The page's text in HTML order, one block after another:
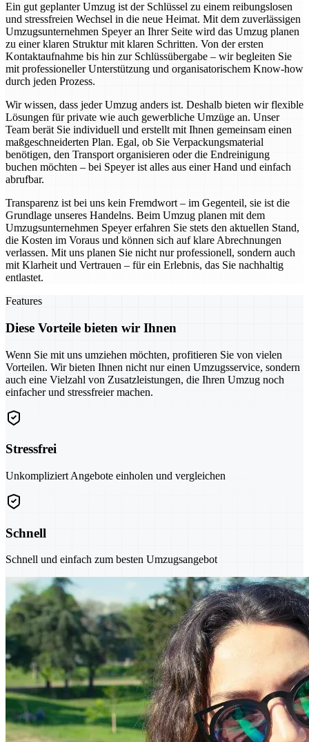
Ein gut geplanter Umzug ist der Schlüssel zu einem reibungslosen
und stressfreien Wechsel in die neue Heimat. Mit dem zuverlässigen
Umzugsunternehmen Speyer an Ihrer Seite wird das Umzug planen
zu einer klaren Struktur mit klaren Schritten. Von der ersten
Kontaktaufnahme bis hin zur Schlüssübergabe – wir begleiten Sie
mit professioneller Unterstützung und organisatorischem Know-how
durch jeden Prozess.
Wir wissen, dass jeder Umzug anders ist. Deshalb bieten wir flexible
Lösungen für private wie auch gewerbliche Umzüge an. Unser
Team berät Sie individuell und erstellt mit Ihnen gemeinsam einen
maßgeschneiderten Plan. Egal, ob Sie Verpackungsmaterial
benötigen, den Transport organisieren oder die Endreinigung
buchen möchten – bei Speyer ist alles aus einer Hand und einfach
abrufbar.
Transparenz ist bei uns kein Fremdwort – im Gegenteil, sie ist die
Grundlage unseres Handelns. Beim Umzug planen mit dem
Umzugsunternehmen Speyer erfahren Sie stets den aktuellen Stand,
die Kosten im Voraus und können sich auf klare Abrechnungen
verlassen. Mit uns planen Sie nicht nur professionell, sondern auch
mit Klarheit und Vertrauen – für ein Erlebnis, das Sie nachhaltig
entlastet.
Features
Diese Vorteile bieten wir Ihnen
Wenn Sie mit uns umziehen möchten, profitieren Sie von vielen
Vorteilen. Wir bieten Ihnen nicht nur einen Umzugsservice, sondern
auch eine Vielzahl von Zusatzleistungen, die Ihren Umzug noch
einfacher und stressfreier machen.
Stressfrei
Unkompliziert Angebote einholen und vergleichen
Schnell
Schnell und einfach zum besten Umzugsangebot